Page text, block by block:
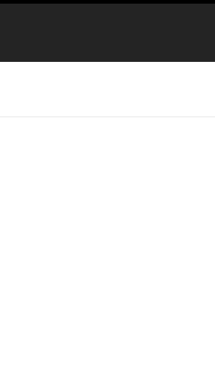
vide